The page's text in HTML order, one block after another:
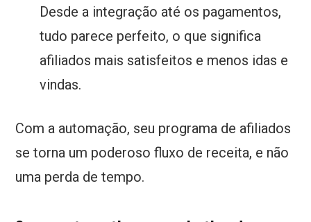
Desde a integração até os pagamentos,
tudo parece perfeito, o que significa
afiliados mais satisfeitos e menos idas e
vindas.
Com a automação, seu programa de afiliados
se torna um poderoso fluxo de receita, e não
uma perda de tempo.